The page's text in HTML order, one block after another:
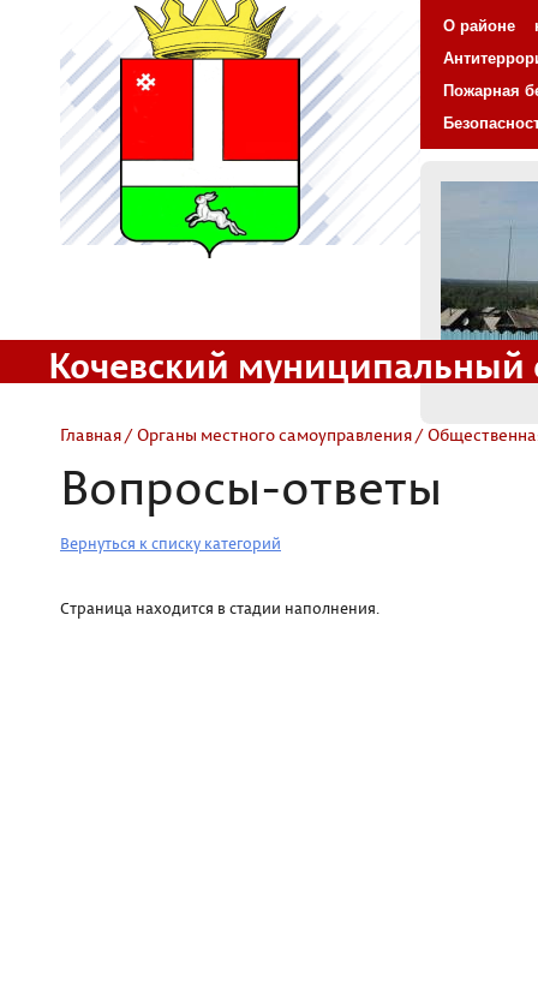
О районе
Пожарная
Кочевский муниципальный
Главная/Органы местного самоуправления/
Вопросы-ответы
Вернуться к списку категорий
Страница находится в стадии наполнения.